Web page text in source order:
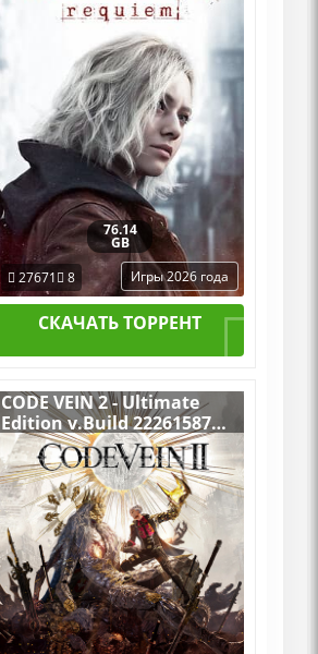
[RUS|ENG] (2026) PC
Пиратка Portable + All
DLCs
76.14
GB
27671
8 Игры 2026 года
СКАЧАТЬ ТОРРЕНТ
CODE VEIN 2 - Ultimate
Edition v.Build 22261587
[RUS|ENG] (2026) PC
Пиратка Portable + All
DLCs